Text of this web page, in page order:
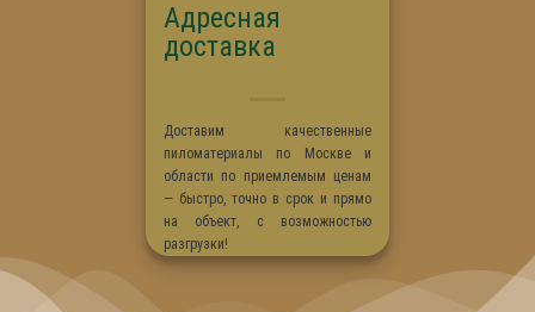
Адресная
доставка
Доставим качественные
пиломатериалы по Москве и
области по приемлемым ценам
— быстро, точно в срок и прямо
на объект, с возможностью
разгрузки!